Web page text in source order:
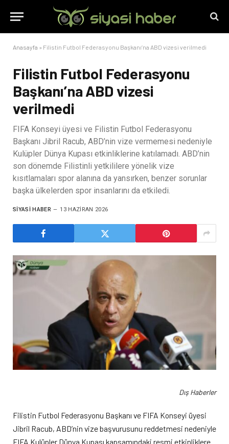
Anasayfa » Filistin Futbol Federasyonu Başkanı’na ABD vizesi verilmedi
Filistin Futbol Federasyonu
Başkanı’na ABD vizesi
verilmedi
FIFA Konseyi üyesi ve Filistin Futbol Federasyonu
Başkanı Jibril Racub, ABD’nin vize vermemesi nedeniyle
Kulüpler Dünya Kupası etkinliklerine katılamadı. ABD’nin
son dönemde Filistinli yetkililere yönelik vize
kısıtlamaları spor alanına da yansırken, benzer sorunlar
başka ülkelerden spor insanlarını da etkiledi.
SIYASI HABER 13 HAZIRAN 2026
Dış Haberler
Filistin Futbol Federasyonu Başkanı ve FIFA Konseyi üyesi
Jibril Racub, ABD’nin vize başvurusunu reddetmesi nedeniyle
FIFA Kulüpler Dünya Kupası kapsamındaki resmi etkinliklere